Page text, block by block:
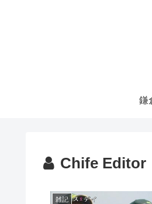
鎌
Chife Editor
雑記